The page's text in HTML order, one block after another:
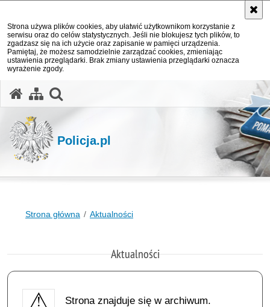
Strona używa plików cookies, aby ułatwić użytkownikom korzystanie z
serwisu oraz do celów statystycznych. Jeśli nie blokujesz tych plików, to
zgadzasz się na ich użycie oraz zapisanie w pamięci urządzenia.
Pamiętaj, że możesz samodzielnie zarządzać cookies, zmieniając
ustawienia przeglądarki. Brak zmiany ustawienia przeglądarki oznacza
wyrażenie zgody.
Policja.pl
Strona główna Aktualności
Aktualności
Strona znajduje się w archiwum.